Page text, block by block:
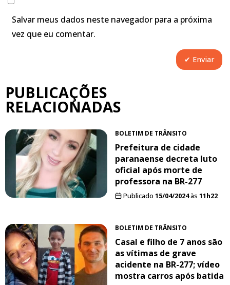
Salvar meus dados neste navegador para a próxima
vez que eu comentar.
PUBLICAÇÕES
RELACIONADAS
BOLETIM DE TRÂNSITO
Prefeitura de cidade
paranaense decreta luto
oficial após morte de
professora na BR-277
Publicado 15/04/2024às 11h22
BOLETIM DE TRÂNSITO
Casal e filho de 7 anos são
as vítimas de grave
acidente na BR-277; vídeo
mostra carros após batida